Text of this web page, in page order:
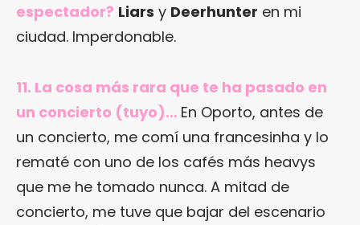
espectador? Liars y Deerhunter en mi
ciudad. Imperdonable.
11. La cosa más rara que te ha pasado en
un concierto (tuyo)… En Oporto, antes de
un concierto, me comí una francesinha y lo
rematé con uno de los cafés más heavys
que me he tomado nunca. A mitad de
concierto, me tuve que bajar del escenario